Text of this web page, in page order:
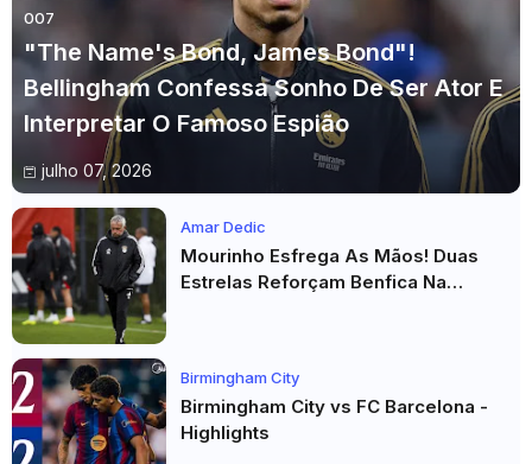
007
"The Name's Bond, James Bond"!
Bellingham Confessa Sonho De Ser Ator E
Interpretar O Famoso Espião
julho 07, 2026
Amar Dedic
Mourinho Esfrega As Mãos! Duas
Estrelas Reforçam Benfica Na
Birmingham City
Birmingham City vs FC Barcelona -
Highlights